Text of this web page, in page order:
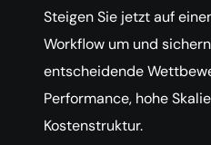
Steigen Sie jetzt auf
Workflow um und
entscheidende
Performance, hohe
Kostenstruktur.